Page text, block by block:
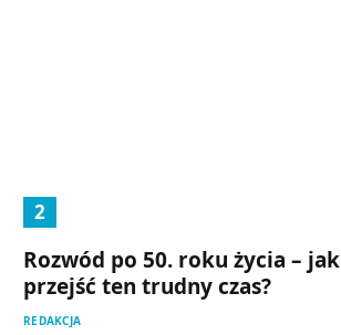
Rozwód po 50. roku życia – jak
przejść ten trudny czas?
REDAKCJA